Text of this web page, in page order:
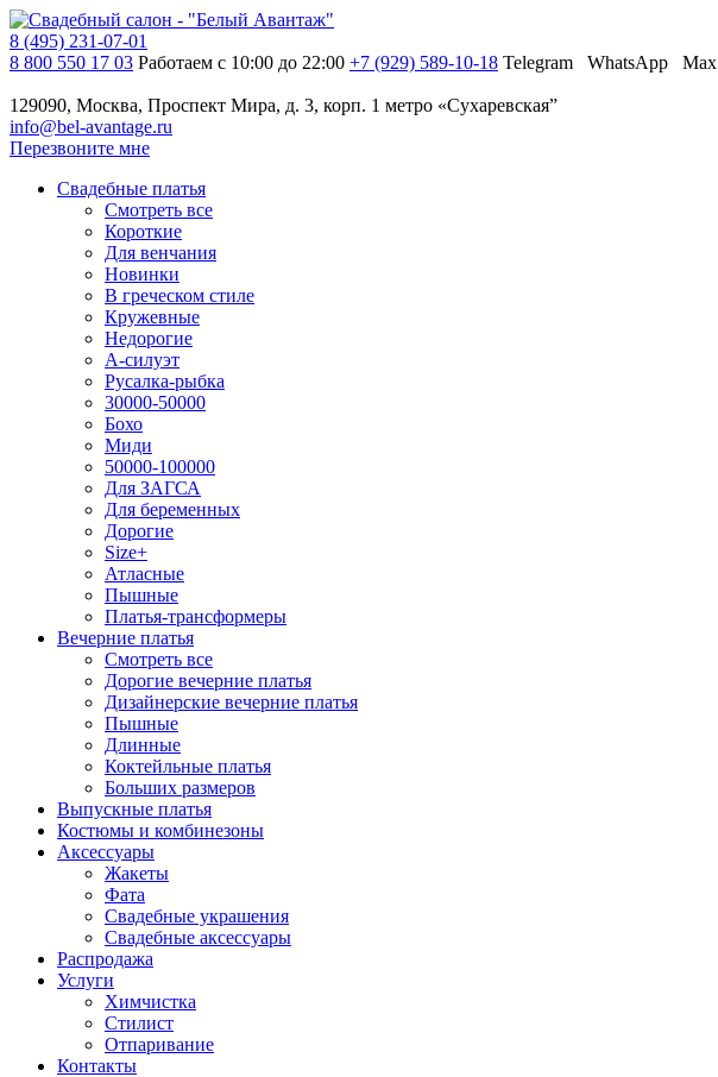
8 (495) 231-07-01
8 800 550 17 03 Работаем с 10:00 до 22:00 +7 (929) 589-10-18 Telegram WhatsApp Max
129090, Москва, Проспект Мира, д. 3, корп. 1 метро «Сухаревская”
info@bel-avantage.ru
Перезвоните мне
Свадебные платья
Смотреть все
Короткие
Для венчания
Новинки
В греческом стиле
Кружевные
Недорогие
А-силуэт
Русалка-рыбка
30000-50000
Бохо
Миди
50000-100000
Для ЗАГСА
Для беременных
Дорогие
Size+
Атласные
Пышные
Платья-трансформеры
Вечерние платья
Смотреть все
Дорогие вечерние платья
Дизайнерские вечерние платья
Пышные
Длинные
Коктейльные платья
Больших размеров
Выпускные платья
Костюмы и комбинезоны
Аксессуары
Жакеты
Фата
Свадебные украшения
Свадебные аксессуары
Распродажа
Услуги
Химчистка
Стилист
Отпаривание
Контакты